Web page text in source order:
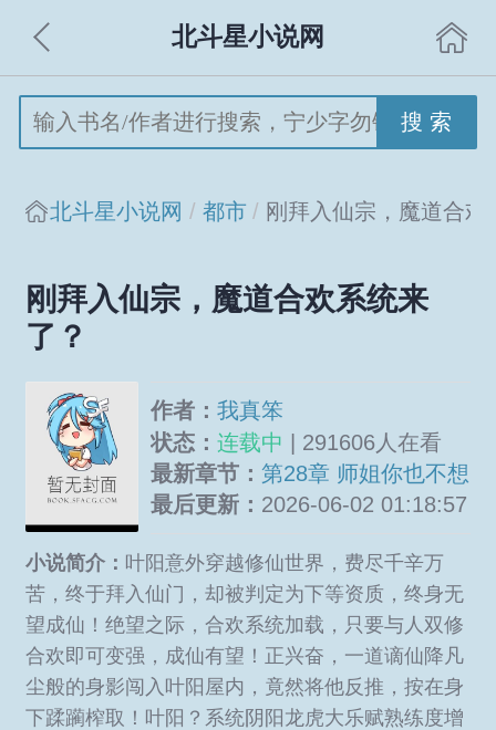
北斗星小说网
搜 索
北斗星小说网 都市 刚拜入仙宗，魔道合欢
刚拜入仙宗，魔道合欢系统来
了？
作者：我真笨
状态：连载中 | 291606人在看
最新章节：第28章 师姐你也不想
最后更新： 2026-06-02 01:18:57
小说简介： 叶阳意外穿越修仙世界，费尽千辛万
苦，终于拜入仙门，却被判定为下等资质，终身无
望成仙！绝望之际，合欢系统加载，只要与人双修
合欢即可变强，成仙有望！正兴奋，一道谪仙降凡
尘般的身影闯入叶阳屋内，竟然将他反推，按在身
下蹂躏榨取！叶阳？系统阴阳龙虎大乐赋熟练度增